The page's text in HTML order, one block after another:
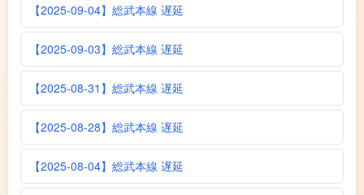
【2025-09-04】総武本線 遅延
【2025-09-03】総武本線 遅延
【2025-08-31】総武本線 遅延
【2025-08-28】総武本線 遅延
【2025-08-04】総武本線 遅延